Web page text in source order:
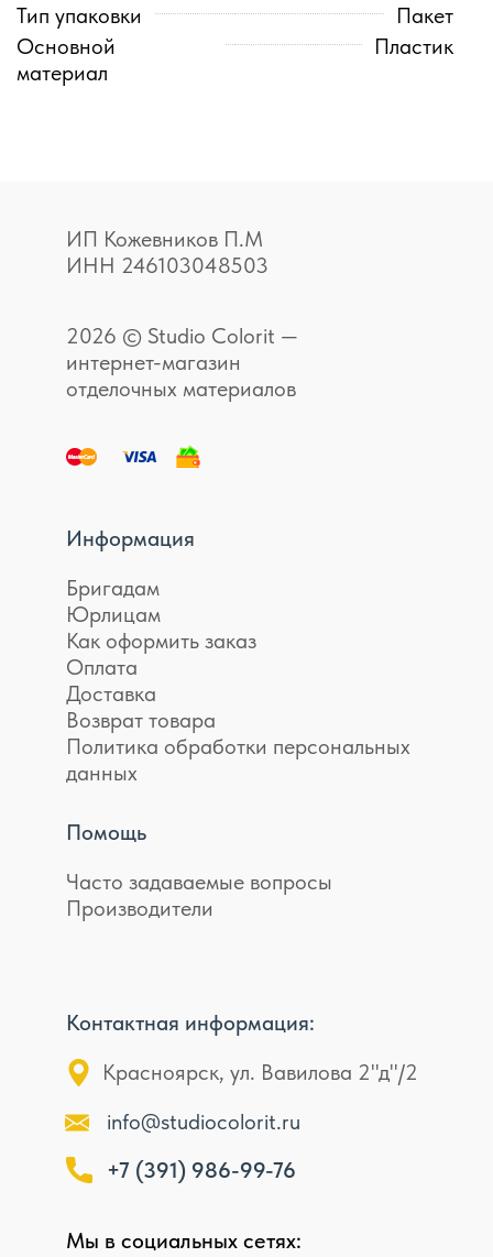
Тип упаковки
Пакет
Основной
материал
Пластик
ИП Кожевников П.М
ИНН 246103048503
2026 © Studio Colorit —
интернет-магазин
отделочных материалов
Информация
Бригадам
Юрлицам
Как оформить заказ
Оплата
Доставка
Возврат товара
Политика обработки персональных
данных
Помощь
Часто задаваемые вопросы
Производители
Контактная информация:
Красноярск, ул. Вавилова 2"д"/2
info@studiocolorit.ru
+7 (391) 986-99-76
Мы в социальных сетях: